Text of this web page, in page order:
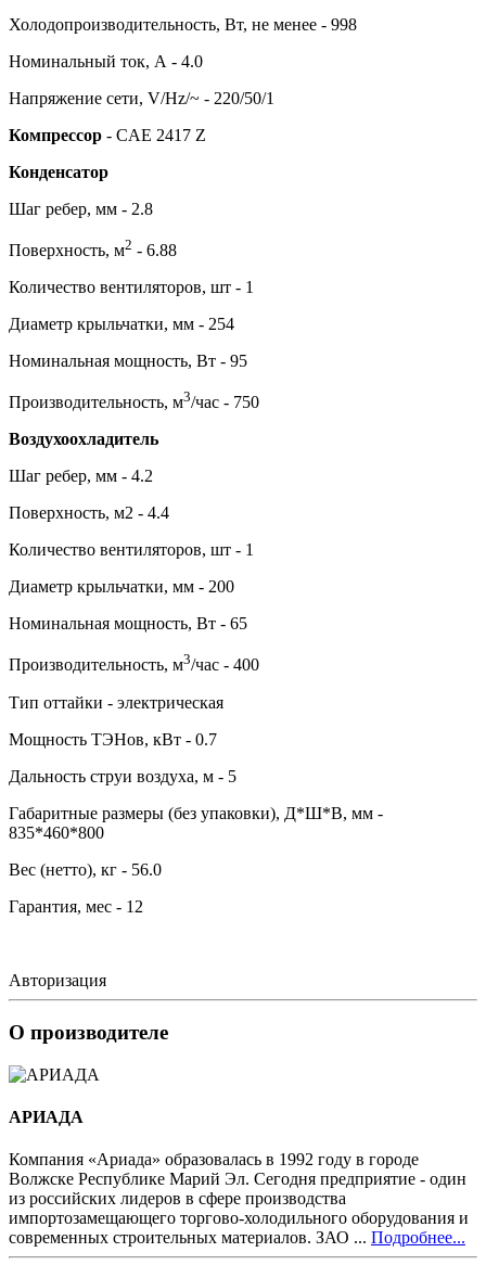
Холодопроизводительность, Вт, не менее - 998
Номинальный ток, А - 4.0
Напряжение сети, V/Hz/~ - 220/50/1
Компрессор - CAE 2417 Z
Конденсатор
Шаг ребер, мм - 2.8
Поверхность, м2 - 6.88
Количество вентиляторов, шт - 1
Диаметр крыльчатки, мм - 254
Номинальная мощность, Вт - 95
Производительность, м3/час - 750
Воздухоохладитель
Шаг ребер, мм - 4.2
Поверхность, м2 - 4.4
Количество вентиляторов, шт - 1
Диаметр крыльчатки, мм - 200
Номинальная мощность, Вт - 65
Производительность, м3/час - 400
Тип оттайки - электрическая
Мощность ТЭНов, кВт - 0.7
Дальность струи воздуха, м - 5
Габаритные размеры (без упаковки), Д*Ш*В, мм -
835*460*800
Вес (нетто), кг - 56.0
Гарантия, мес - 12
Авторизация
О производителе
АРИАДА
Компания «Ариада» образовалась в 1992 году в городе
Волжске Республике Марий Эл. Сегодня предприятие - один
из российских лидеров в сфере производства
импортозамещающего торгово-холодильного оборудования и
современных строительных материалов. ЗАО ... Подробнее...